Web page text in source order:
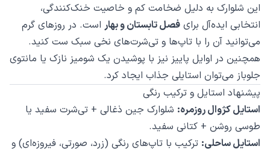
این شلوارک به دلیل ضخامت کم و خاصیت خنک‌کنندگی،
انتخابی ایده‌آل برای فصل تابستان و بهار است. در روزهای گرم
می‌توانید آن را با تاپ‌ها و تی‌شرت‌های نخی سبک ست کنید.
همچنین در اوایل پاییز نیز با پوشیدن یک شومیز نازک یا مانتوی
جلوباز می‌توان استایلی جذاب ایجاد کرد.
پیشنهاد استایل و ترکیب رنگی
استایل کژوال روزمره: شلوارک جین ذغالی + تی‌شرت سفید یا
طوسی روشن + کتانی سفید.
استایل ساحلی: ترکیب با تاپ‌های رنگی (زرد، صورتی، فیروزه‌ای) و